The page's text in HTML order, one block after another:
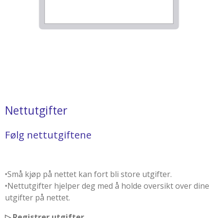
Nettutgifter
Følg nettutgiftene
•Små kjøp på nettet kan fort bli store utgifter.
•Nettutgifter hjelper deg med å holde oversikt over dine
utgifter på nettet.